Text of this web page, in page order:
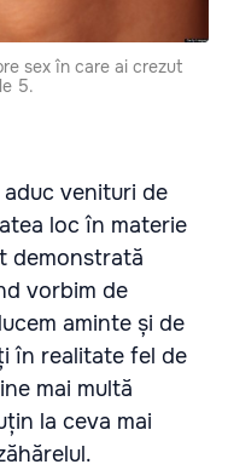
sex în care ai crezut
5.
venituri de
loc în materie
demonstrată
vorbim de
aminte și de
în realitate fel de
mai multă
la ceva mai